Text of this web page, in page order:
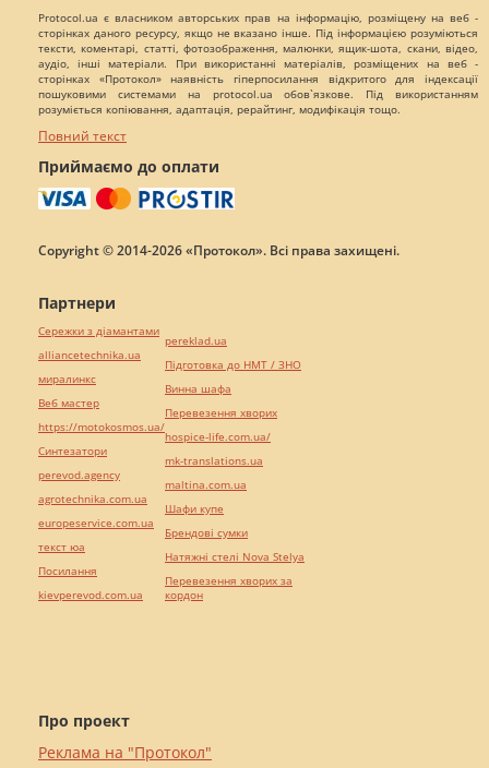
Protocol.ua є власником авторських прав на інформацію, розміщену на веб -
сторінках даного ресурсу, якщо не вказано інше. Під інформацією розуміються
тексти, коментарі, статті, фотозображення, малюнки, ящик-шота, скани, відео,
аудіо, інші матеріали. При використанні матеріалів, розміщених на веб -
сторінках «Протокол» наявність гіперпосилання відкритого для індексації
пошуковими системами на protocol.ua обов`язкове. Під використанням
розуміється копіювання, адаптація, рерайтинг, модифікація тощо.
Повний текст
Приймаємо до оплати
Copyright © 2014-2026 «Протокол». Всі права захищені.
Про проект
Реклама на "Протокол"
Партнери
Сережки з діамантами
alliancetechnika.ua
миралинкс
Веб мастер
https://motokosmos.ua/
Синтезатори
perevod.agency
agrotechnika.com.ua
europeservice.com.ua
текст юа
Посилання
kievperevod.com.ua
pereklad.ua
Підготовка до НМТ / ЗНО
Винна шафа
Перевезення хворих
hospice-life.com.ua/
mk-translations.ua
maltina.com.ua
Шафи купе
Брендові сумки
Натяжні стелі Nova Stelya
Перевезення хворих за
кордон